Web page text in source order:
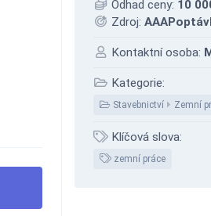
Odhad ceny: 10
Zdroj:
Kontaktní osoba:
Kategorie:
Stavebnictví Zemní
Klíčová slova:
zemní práce